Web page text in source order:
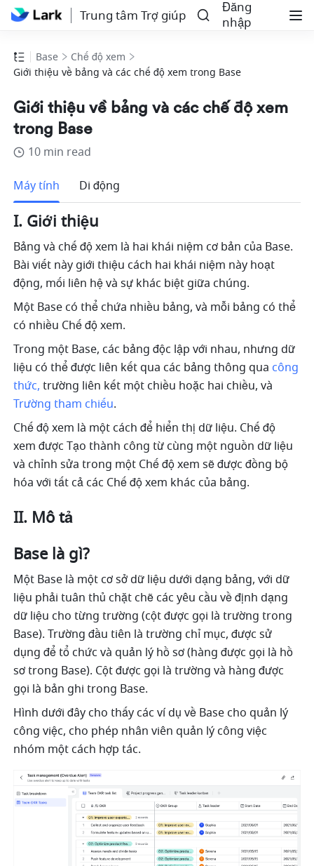
Trung tâm Trợ giúp
Đăng
nhập
Base
Chế độ xem
Giới thiệu về bảng và các chế độ xem trong Base
Giới thiệu về bảng và các chế độ xem
trong Base
10 min read
Máy tính
Di động
I. Giới thiệu
Bảng và chế độ xem là hai khái niệm cơ bản của Base.
Bài viết này giới thiệu cách hai khái niệm này hoạt
động, mối liên hệ và sự khác biệt giữa chúng.
Một Base có thể chứa nhiều bảng, và mỗi bảng có thể
có nhiều Chế độ xem.
Trong một Base, các bảng độc lập với nhau, nhưng dữ
liệu có thể được liên kết qua các bảng thông qua công
thức,
Trường tham chiếu.
Chế độ xem là một cách để hiển thị dữ liệu. Chế độ
xem được Tạo thành công từ cùng một nguồn dữ liệu
và chỉnh sửa trong một Chế độ xem sẽ được đồng bộ
hóa với tất cả các Chế độ xem khác của bảng.
II. Mô tả
Base là gì?
Một Base là một cơ sở dữ liệu dưới dạng bảng, với dữ
liệu phải tuân thủ chặt chẽ các yêu cầu về định dạng
dữ liệu cho từng trường (cột được gọi là trường trong
Base). Trường đầu tiên là trường chỉ mục, được sử
dụng để tổ chức và quản lý hồ sơ (hàng được gọi là hồ
sơ trong Base). Cột được gọi là trường và hàng được
gọi là bản ghi trong Base.
Hình dưới đây cho thấy các ví dụ về Base cho quản lý
công việc, cho phép nhân viên quản lý công việc
nhóm một cách hợp tác.